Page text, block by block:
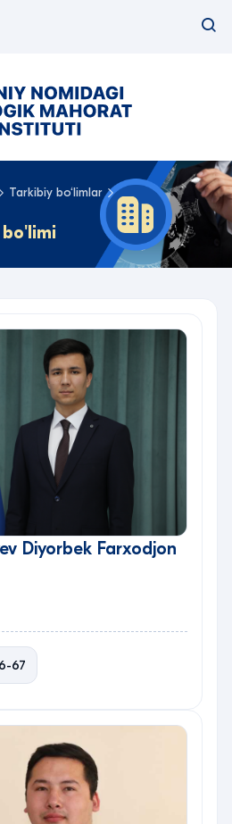
Tarkibiy bo‘limlar
Diyorbek Farxodjon
67